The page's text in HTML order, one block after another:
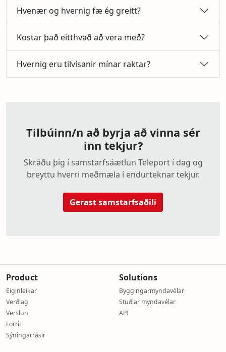
Hvenær og hvernig fæ ég greitt?
Kostar það eitthvað að vera með?
Hvernig eru tilvísanir mínar raktar?
Tilbúinn/n að byrja að vinna sér
inn tekjur?
Skráðu þig í samstarfsáætlun Teleport í dag og
breyttu hverri meðmæla í endurteknar tekjur.
Gerast samstarfsaðili
Product
Eiginleikar
Verðlag
Verslun
Forrit
Sýningarrásir
Solutions
Byggingarmyndavélar
Stuðlar myndavélar
API